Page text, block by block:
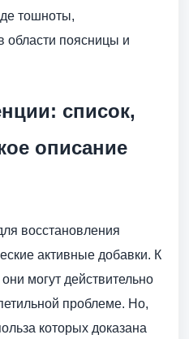
тошноты,
области поясницы и
список,
описание
восстановления
активные добавки. К
могут действительно
проблеме. Но,
которых доказана